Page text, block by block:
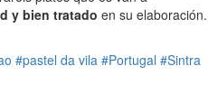
y bien tratado en su elaboración.
#pastel da vila #Portugal #Sintra